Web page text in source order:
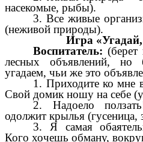
насекомые, рыбы).
3. Все живые
(неживой природы).
Игра
Воспитатель: (берет
лесных объявлений, но
угадаем, чьи же это
1. Приходите ко мне
Свой домик ношу на себе
2. Надоело
одолжит крылья (гусеница,
3. Я самая
Кого хочешь обману,